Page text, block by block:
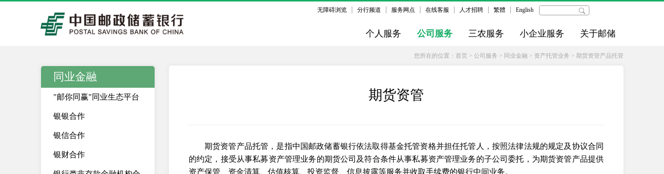
无障碍浏览 分行频道 服务网点 在线客服 人才招聘 繁體 English
个人服务 公司服务 三农服务 小企业服务 关于邮储
您所在的位置： 首页 > 公司服务 > 同业金融 > 资产托管业务 > 期货资管产品托管
同业金融
"邮你同赢"同业生态平台
银银合作
银信合作
银财合作
期货资管
期货资管产品托管，是指中国邮政储蓄银行依法取得基金托管资格并担任托管人，按照法律法规的规定及协议合同
的约定，接受从事私募资产管理业务的期货公司及符合条件从事私募资产管理业务的子公司委托，为期货资管产品提供
资产保管、资金清算、估值核算、投资监督、信息披露等服务并收取手续费的银行中间业务。